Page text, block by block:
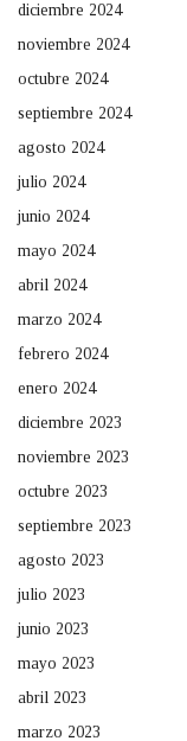
diciembre 2024
noviembre 2024
octubre 2024
septiembre 2024
agosto 2024
julio 2024
junio 2024
mayo 2024
abril 2024
marzo 2024
febrero 2024
enero 2024
diciembre 2023
noviembre 2023
octubre 2023
septiembre 2023
agosto 2023
julio 2023
junio 2023
mayo 2023
abril 2023
marzo 2023